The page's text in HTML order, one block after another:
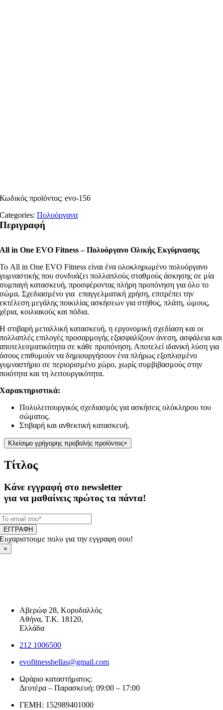
Κωδικός προϊόντος:evo-156
Categories:Πολυόργανα
Περιγραφή
All in One EVO Fitness – Πολυόργανο Ολικής Εκγύμνασης
Το All in One EVO Fitness είναι ένα ολοκληρωμένο πολυόργανο
γυμναστικής που συνδυάζει πολλαπλούς σταθμούς άσκησης σε μία
συμπαγή κατασκευή, προσφέροντας πλήρη προπόνηση για όλο το
σώμα. Σχεδιασμένο για επαγγελματική χρήση, επιτρέπει την
εκτέλεση μεγάλης ποικιλίας ασκήσεων για στήθος, πλάτη, ώμους,
χέρια, κοιλιακούς και πόδια.
Η στιβαρή μεταλλική κατασκευή, η εργονομική σχεδίαση και οι
πολλαπλές επιλογές προσαρμογής εξασφαλίζουν άνεση, ασφάλεια και
αποτελεσματικότητα σε κάθε προπόνηση. Αποτελεί ιδανική λύση για
όσους επιθυμούν να δημιουργήσουν ένα πλήρως εξοπλισμένο
γυμναστήριο σε περιορισμένο χώρο, χωρίς συμβιβασμούς στην
ποιότητα και τη λειτουργικότητα.
Χαρακτηριστικά:
Πολυλειτουργικός σχεδιασμός για ασκήσεις ολόκληρου του
σώματος.
Στιβαρή και ανθεκτική κατασκευή.
Κλείσιμο γρήγορης προβολής προϊόντος×
Τίτλος
Κάνε εγγραφή στο newsletter
για να μαθαίνεις πρώτος τα πάντα!
ΕΓΓΡΑΦΗ
Ευχαριστουμε πολυ για την εγγραφη σου!
×
Αβερώφ 28, Κορυδαλλός
Αθήνα, Τ.Κ. 18120,
Ελλάδα
212 1006500
evofitnesshellas@gmail.com
Ωράριο καταστήματος:
Δευτέρα – Παρασκευή: 09:00 – 17:00
ΓΕΜΗ: 152989401000